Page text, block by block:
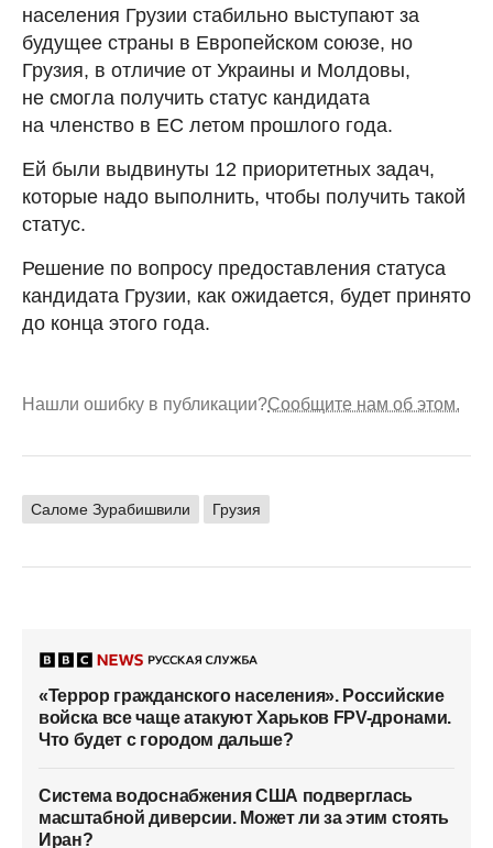
населения Грузии стабильно выступают за
будущее страны в Европейском союзе, но
Грузия, в отличие от Украины и Молдовы,
не смогла получить статус кандидата
на членство в ЕС летом прошлого года.
Ей были выдвинуты 12 приоритетных задач,
которые надо выполнить, чтобы получить такой
статус.
Решение по вопросу предоставления статуса
кандидата Грузии, как ожидается, будет принято
до конца этого года.
Нашли ошибку в публикации?Сообщите нам об этом.
Саломе Зурабишвили Грузия
«Террор гражданского населения». Российские
войска все чаще атакуют Харьков FPV-дронами.
Что будет с городом дальше?
Система водоснабжения США подверглась
масштабной диверсии. Может ли за этим стоять
Иран?